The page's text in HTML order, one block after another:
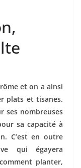
et on a ainsi
plats et tisanes.
ses nombreuses
sa capacité à
C’est en outre
qui égayera
planter,